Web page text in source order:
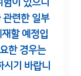
이 있으니
관련한 일부
할 예정입
한 경우는
시기 바랍니